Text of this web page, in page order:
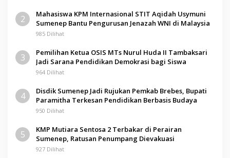
2
Mahasiswa KPM Internasional STIT Aqidah Usymuni
Sumenep Bantu Pengurusan Jenazah WNI di Malaysia
985 Dilihat
3
Pemilihan Ketua OSIS MTs Nurul Huda II Tambaksari
Jadi Sarana Pendidikan Demokrasi bagi Siswa
964 Dilihat
4
Disdik Sumenep Jadi Rujukan Pemkab Brebes, Bupati
Paramitha Terkesan Pendidikan Berbasis Budaya
950 Dilihat
5
KMP Mutiara Sentosa 2 Terbakar di Perairan
Sumenep, Ratusan Penumpang Dievakuasi
927 Dilihat